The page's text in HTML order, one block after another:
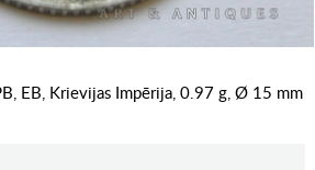
EB, Krievijas Impērija, 0.97 g, Ø 15 mm